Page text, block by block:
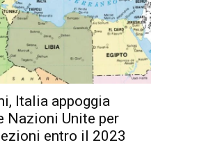
Italia appoggia
Nazioni Unite per
entro il 2023